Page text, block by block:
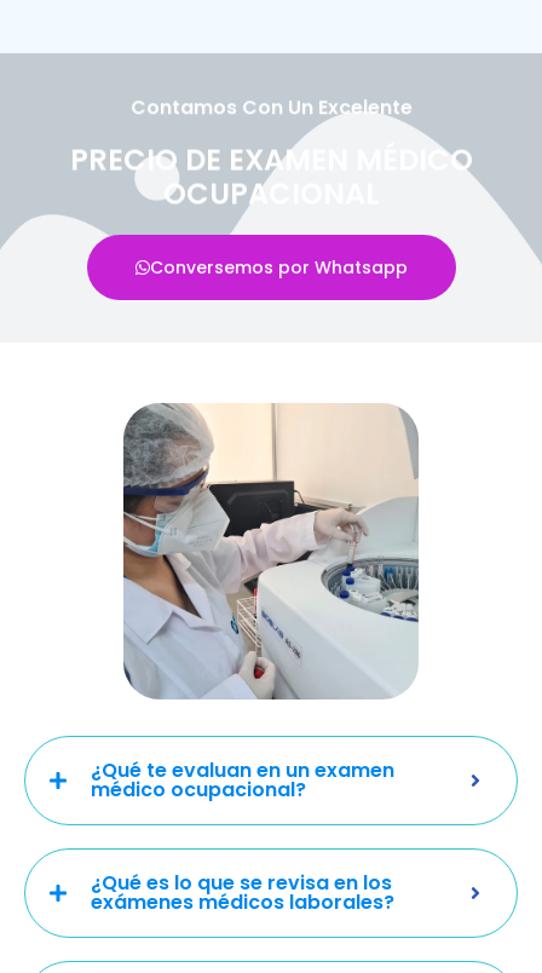
Contamos Con Un Excelente
PRECIO DE EXAMEN MÉDICO
OCUPACIONAL
Conversemos por Whatsapp
¿Qué te evaluan en un examen
médico ocupacional?
¿Qué es lo que se revisa en los
exámenes médicos laborales?